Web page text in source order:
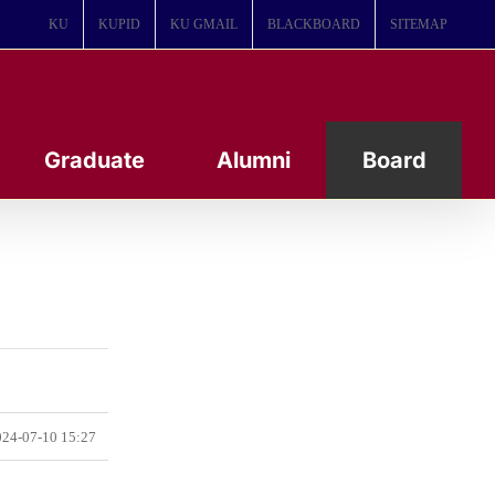
KU KUPID KU GMAIL BLACKBOARD SITEMAP
Graduate Alumni Board
07-10 15:27